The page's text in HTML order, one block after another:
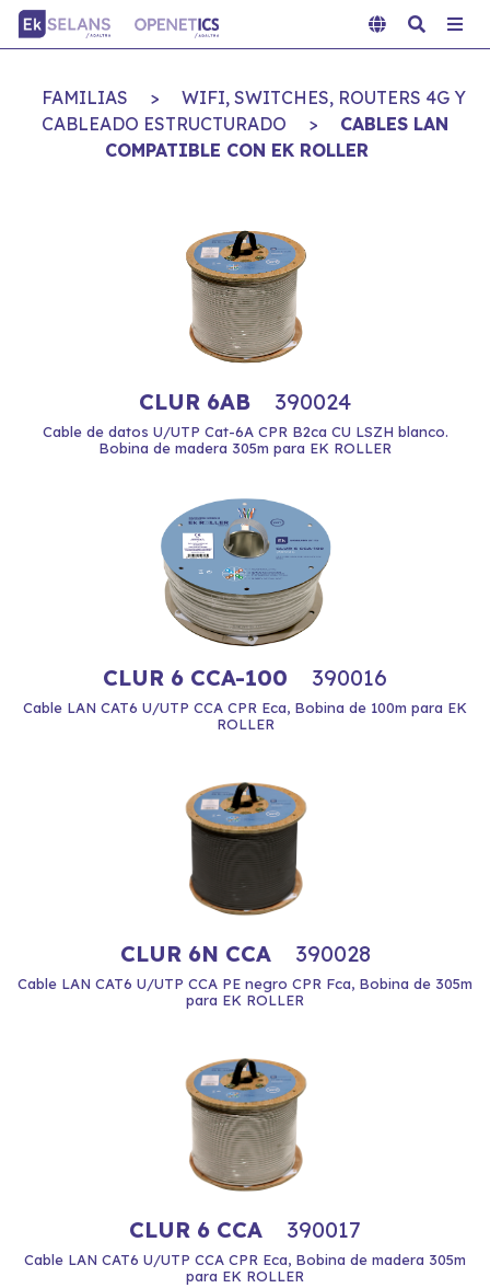
FAMILIAS >
WIFI, SWITCHES, ROUTERS 4G Y
CABLEADO ESTRUCTURADO
>
CABLES LAN
COMPATIBLE CON EK ROLLER
CLUR 6AB 390024
Cable de datos U/UTP Cat-6A CPR B2ca CU LSZH blanco.
Bobina de madera 305m para EK ROLLER
CLUR 6 CCA-100 390016
Cable LAN CAT6 U/UTP CCA CPR Eca, Bobina de 100m para EK
ROLLER
CLUR 6N CCA 390028
Cable LAN CAT6 U/UTP CCA PE negro CPR Fca, Bobina de 305m
para EK ROLLER
CLUR 6 CCA 390017
Cable LAN CAT6 U/UTP CCA CPR Eca, Bobina de madera 305m
para EK ROLLER